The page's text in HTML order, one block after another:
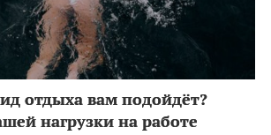
отдыха вам подойдёт?
нагрузки на работе